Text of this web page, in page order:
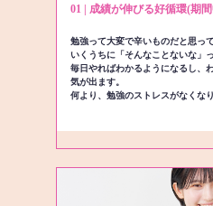
01 | 成績が伸びる好循環(期
勉強って大変で辛いものだと思っ
いくうちに「そんなことないな」
毎日やればわかるようになるし、
気が出ます。
何より、勉強のストレスがなくなり